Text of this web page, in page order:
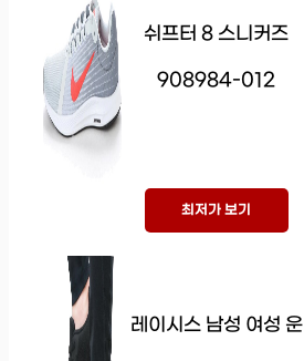
쉬프터 8 스니커즈
908984-012
최저가 보기
레이시스 남성 여성 운